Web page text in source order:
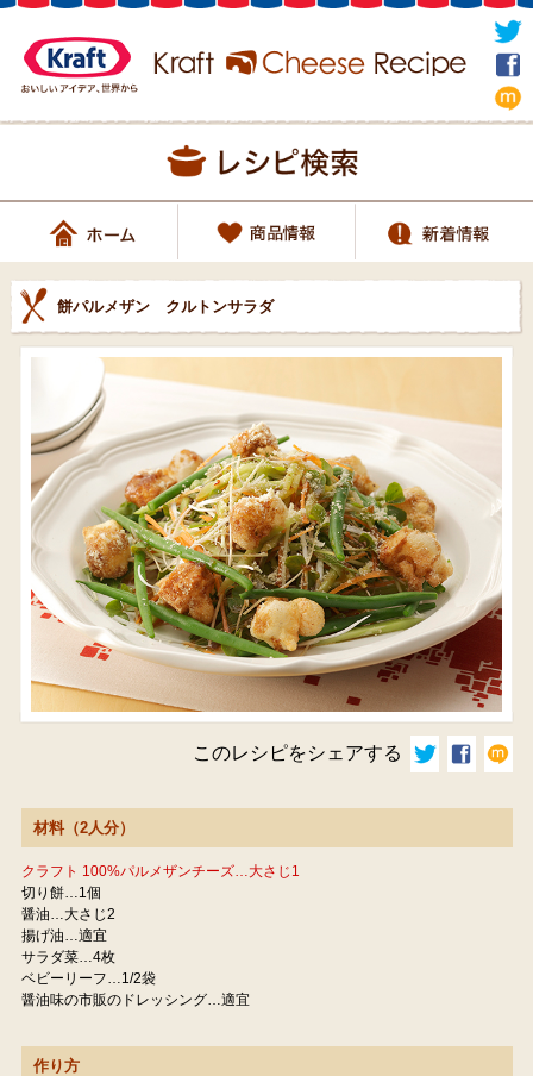
餅パルメザン クルトンサラダ
このレシピをシェアする
材料（2人分）
クラフト 100%パルメザンチーズ…大さじ1
切り餅…1個
醤油…大さじ2
揚げ油…適宜
サラダ菜…4枚
ベビーリーフ…1/2袋
醤油味の市販のドレッシング…適宜
作り方